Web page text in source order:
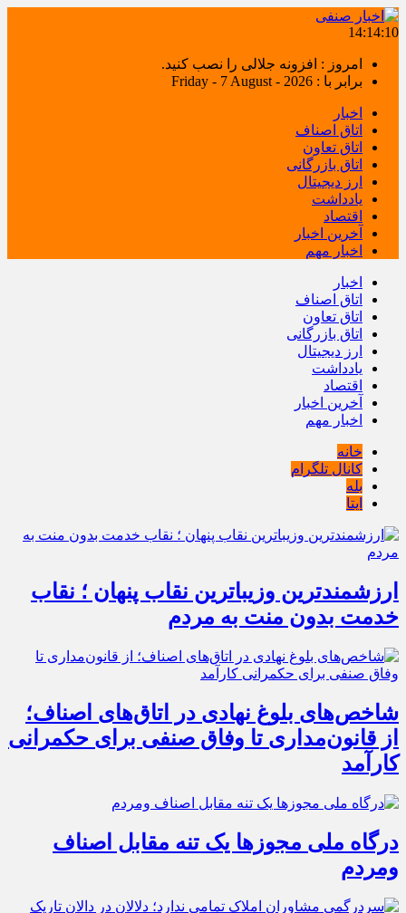
14:14:11
امروز : افزونه جلالی را نصب کنید.
برابر با : Friday - 7 August - 2026
اخبار
اتاق اصناف
اتاق تعاون
اتاق بازرگانی
ارز دیجیتال
یادداشت
اقتصاد
آخرین اخبار
اخبار مهم
اخبار
اتاق اصناف
اتاق تعاون
اتاق بازرگانی
ارز دیجیتال
یادداشت
اقتصاد
آخرین اخبار
اخبار مهم
خانه
کانال تلگرام
بله
ایتا
ارزشمندترین وزیباترین نقاب پنهان ؛ نقاب
خدمت بدون منت به مردم
شاخص‌های بلوغ نهادی در اتاق‌های اصناف؛
از قانون‌مداری تا وفاق صنفی برای حکمرانی
کارآمد
درگاه ملی مجوزها یک تنه مقابل اصناف
ومردم